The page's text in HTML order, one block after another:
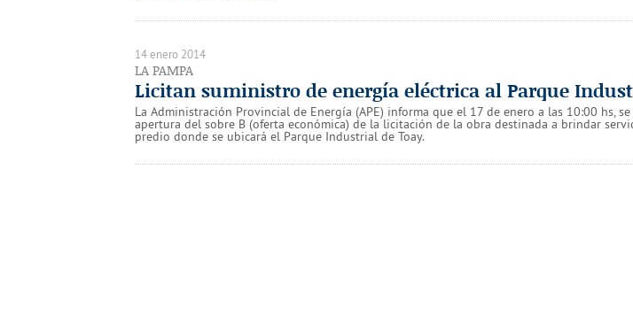
14 enero 2014
LA PAMPA
Licitan suministro de energía eléctrica al Parque
La Administración Provincial de Energía (APE) informa que el 17 de enero a las 10:00 hs,
apertura del sobre B (oferta económica) de la licitación de la obra destinada a brindar
predio donde se ubicará el Parque Industrial de Toay.